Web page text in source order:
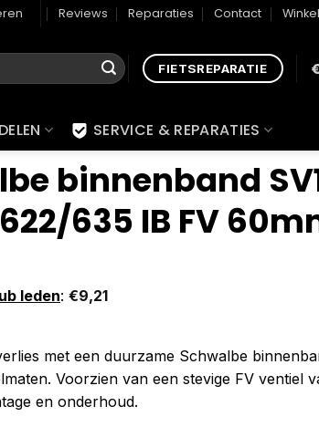
Reviews Reparaties Contact
FIETSREPARATIE
SERVICE & REPARATIES
binnenband
635 IB FV
leden: €9,21
met een duurzame Schwalbe
Voorzien van een stevige FV ventiel
en onderhoud.
SV17 28" 28/47-622/635 IB FV 60mm aantal